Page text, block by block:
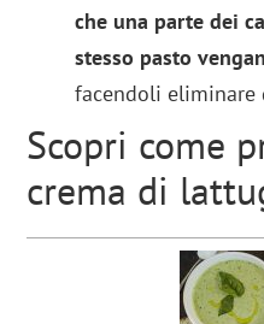
che una parte dei
stesso pasto
facendoli eliminare
Scopri come
crema di